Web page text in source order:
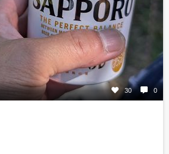
30 0